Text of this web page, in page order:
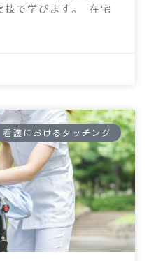
技で学びます。 在宅
看護におけるタッチング